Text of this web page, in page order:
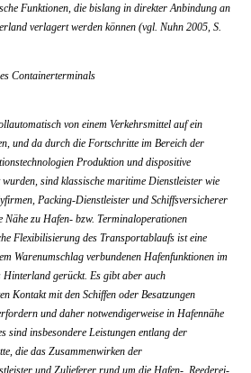
Funktionen, die bislang in direkter Anbindung an
verlagert werden können (vgl. Nuhn 2005, S.
Containerterminals
von einem Verkehrsmittel auf ein
und da durch die Fortschritte im Bereich der
Produktion und dispositive
sind klassische maritime Dienstleister wie
Packing-Dienstleister und Schiffsversicherer
Nähe zu Hafen- bzw. Terminaloperationen
Flexibilisierung des Transportablaufs ist eine
Warenumschlag verbundenen Hafenfunktionen im
gerückt. Es gibt aber auch
Kontakt mit den Schiffen oder Besatzungen
und daher notwendigerweise in Hafennähe
sind insbesondere Leistungen entlang der
die das Zusammenwirken der
und Zulieferer rund um die Hafen-, Reederei-